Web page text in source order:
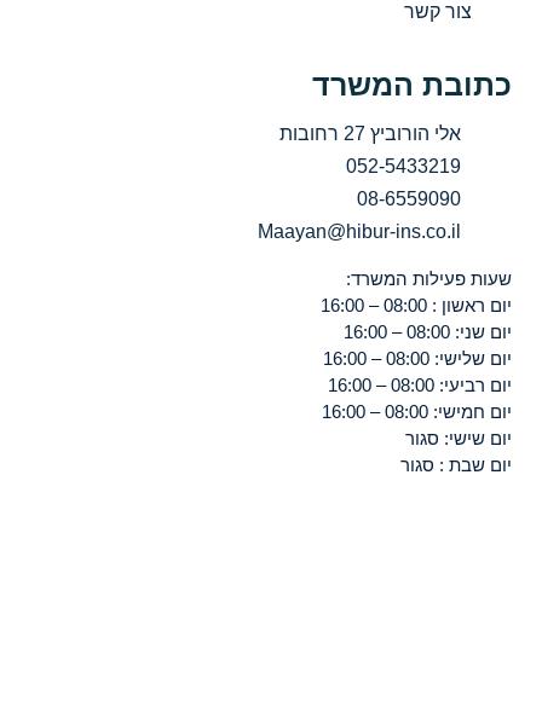
צור קשר
כתובת המשרד
אלי הורוביץ 27 רחובות
052-5433219
08-6559090
Maayan@hibur-ins.co.il
שעות פעילות המשרד:
יום ראשון : 08:00 – 16:00
יום שני: 08:00 – 16:00
יום שלישי: 08:00 – 16:00
יום רביעי: 08:00 – 16:00
יום חמישי: 08:00 – 16:00
יום שישי: סגור
יום שבת : סגור